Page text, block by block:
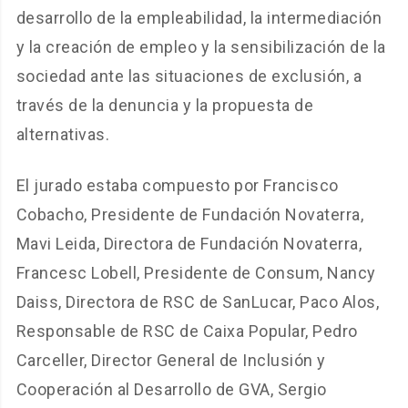
desarrollo de la empleabilidad, la intermediación
y la creación de empleo y la sensibilización de la
sociedad ante las situaciones de exclusión, a
través de la denuncia y la propuesta de
alternativas.
El jurado estaba compuesto por Francisco
Cobacho, Presidente de Fundación Novaterra,
Mavi Leida, Directora de Fundación Novaterra,
Francesc Lobell, Presidente de Consum, Nancy
Daiss, Directora de RSC de SanLucar, Paco Alos,
Responsable de RSC de Caixa Popular, Pedro
Carceller, Director General de Inclusión y
Cooperación al Desarrollo de GVA, Sergio